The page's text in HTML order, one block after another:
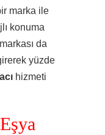
marka ile
konuma
markası da
yüzde
hizmeti